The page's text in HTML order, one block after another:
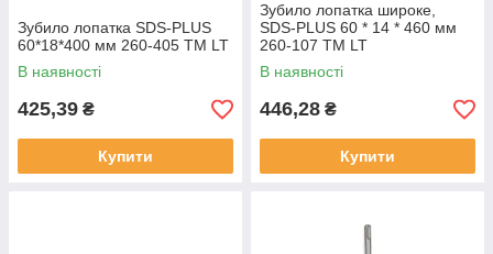
Зубило лопатка SDS-PLUS
60*18*400 мм 260-405 ТМ LT
В наявності
425,39 ₴
Купити
Зубило лопатка широке,
SDS-PLUS 60 * 14 * 460 мм
260-107 ТМ LT
В наявності
446,28 ₴
Купити